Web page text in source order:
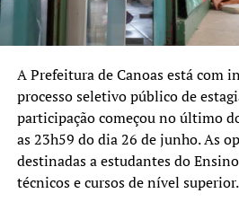
A Prefeitura de Canoas está com
processo seletivo público de
participação começou no último
as 23h59 do dia 26 de junho. As
destinadas a estudantes do
técnicos e cursos de nível superior.